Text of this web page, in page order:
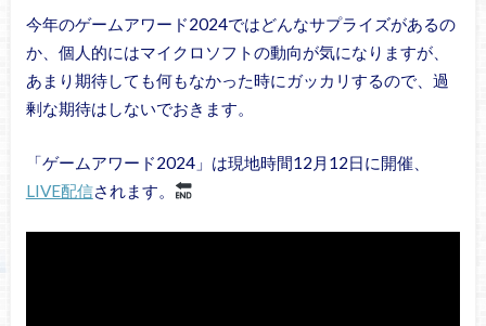
今年のゲームアワード2024ではどんなサプライズがあるの
か、個人的にはマイクロソフトの動向が気になりますが、
あまり期待しても何もなかった時にガッカリするので、過
剰な期待はしないでおきます。
「ゲームアワード2024」は現地時間12月12日に開催、
LIVE配信されます。